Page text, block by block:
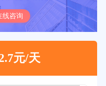
线咨询
元/天